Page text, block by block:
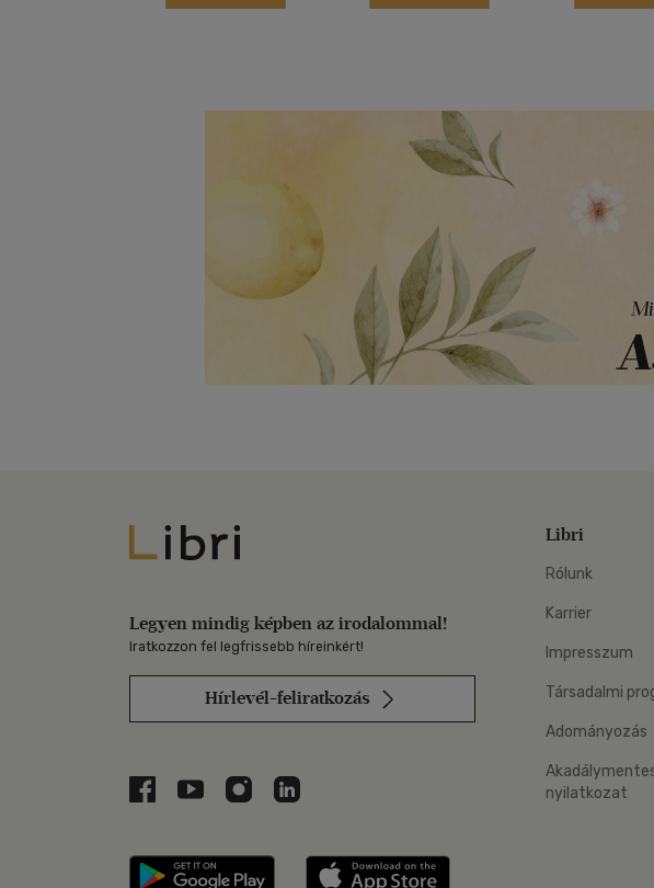
Libri
Legyen mindig képben az irodalommal!
Iratkozzon fel legfrissebb híreinkért!
Hírlevél-feliratkozás
Libri a Facebookon
Libri a Youtube-on
Libri az Instagramon
Libri a LinkedInen
Libri applikáció Szerezd meg: Google Play
Libri
Rólunk
Karrier
Impresszum
Társadalmi
Adományozás
nyilatkozat